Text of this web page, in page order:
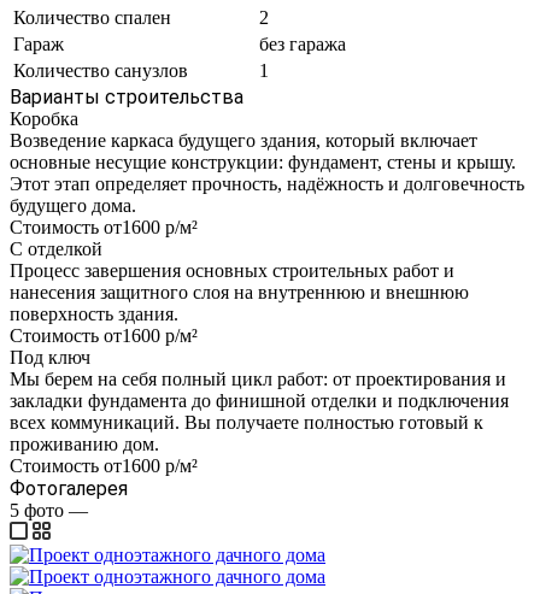
Количество спален
2
Гараж
без гаража
Количество санузлов
1
Варианты строительства
Коробка
Возведение каркаса будущего здания, который включает
основные несущие конструкции: фундамент, стены и крышу.
Этот этап определяет прочность, надёжность и долговечность
будущего дома.
Стоимость от1600 р/м²
С отделкой
Процесс завершения основных строительных работ и
нанесения защитного слоя на внутреннюю и внешнюю
поверхность здания.
Стоимость от1600 р/м²
Под ключ
Мы берем на себя полный цикл работ: от проектирования и
закладки фундамента до финишной отделки и подключения
всех коммуникаций. Вы получаете полностью готовый к
проживанию дом.
Стоимость от1600 р/м²
Фотогалерея
5 фото —